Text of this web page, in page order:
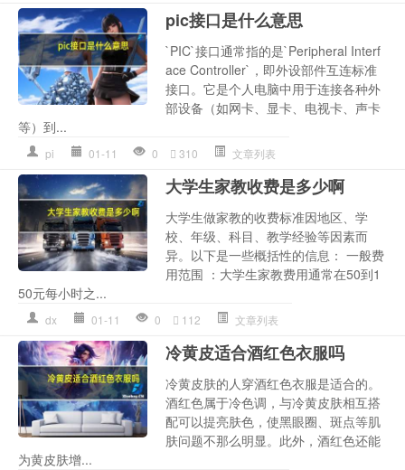
pic接口是什么意思
`PIC`接口通常指的是`Peripheral Interf
ace Controller`，即外设部件互连标准
接口。它是个人电脑中用于连接各种外
部设备（如网卡、显卡、电视卡、声卡
等）到...
pi 01-11 0 310 文章列表
大学生家教收费是多少啊
大学生做家教的收费标准因地区、学
校、年级、科目、教学经验等因素而
异。以下是一些概括性的信息： 一般费
用范围 ：大学生家教费用通常在50到1
50元每小时之...
dx 01-11 0 112 文章列表
冷黄皮适合酒红色衣服吗
冷黄皮肤的人穿酒红色衣服是适合的。
酒红色属于冷色调，与冷黄皮肤相互搭
配可以提亮肤色，使黑眼圈、斑点等肌
肤问题不那么明显。此外，酒红色还能
为黄皮肤增...